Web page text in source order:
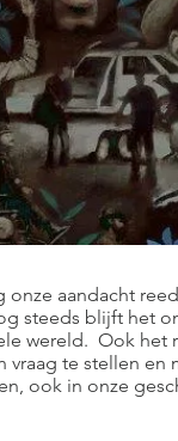
aandacht
steeds blijft het
wereld. Ook het
te stellen en
ook in onze